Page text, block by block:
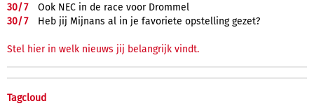
30/7
Ook NEC in de race voor Drommel
30/7 Heb jij Mijnans al in je favoriete opstelling gezet?
Stel hier in welk nieuws jij belangrijk vindt.
Tagcloud